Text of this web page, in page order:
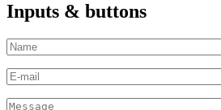
Inputs & buttons